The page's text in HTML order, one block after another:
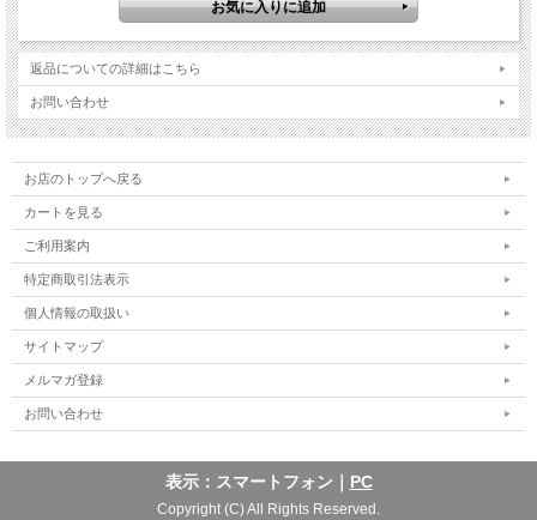
返品についての詳細はこちら
お問い合わせ
お店のトップへ戻る
カートを見る
ご利用案内
特定商取引法表示
個人情報の取扱い
サイトマップ
メルマガ登録
お問い合わせ
表示：スマートフォン｜ PC
Copyright (C) All Rights Reserved.